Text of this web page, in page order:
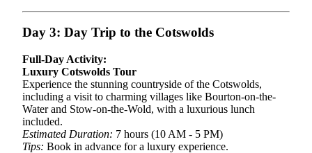
Day 3: Day Trip to the Cotswolds
Full-Day Activity:
Luxury Cotswolds Tour
Experience the stunning countryside of the Cotswolds,
including a visit to charming villages like Bourton-on-the-
Water and Stow-on-the-Wold, with a luxurious lunch
included.
Estimated Duration: 7 hours (10 AM - 5 PM)
Tips: Book in advance for a luxury experience.